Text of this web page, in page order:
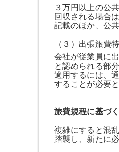
３万円以上の公
回収される場合
記載のほか、公
（３）出張旅費
会社が従業員に
と認められる部
適用するには、
することが必要
旅費規程に基づ
複雑にすると混
踏襲し、新たに